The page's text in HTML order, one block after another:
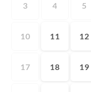
3 4 5
10 11 12
17 18 19